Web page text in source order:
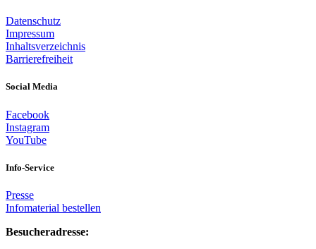
Datenschutz
Impressum
Inhaltsverzeichnis
Barrierefreiheit
Social Media
Facebook
Instagram
YouTube
Info-Service
Presse
Infomaterial bestellen
Besucheradresse: